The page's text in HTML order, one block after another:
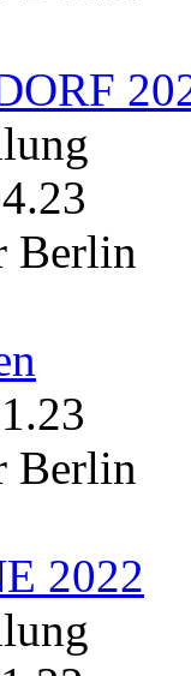
Berlin
Berlin
2022